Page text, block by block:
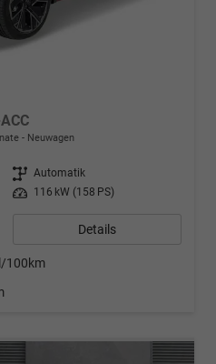
Neuwagen
Getriebe Automatik
Leistung 116 kW (158 PS)
Details
100km